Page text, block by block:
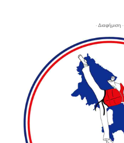
- Διαφήμιση -